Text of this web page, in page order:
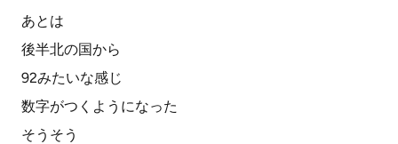
あとは
後半北の国から
92みたいな感じ
数字がつくようになった
そうそう